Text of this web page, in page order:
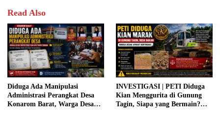
Read Also
Diduga Ada Manipulasi
Administrasi Perangkat Desa
Konarom Barat, Warga Desak
INVESTIGASI | PETI Diduga
Kian Menggurita di Gunung
Tagin, Siapa yang Bermain?